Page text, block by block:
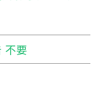
不要